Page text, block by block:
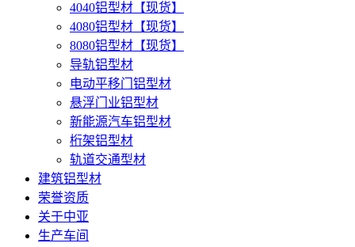
4040铝型材【现货】
4080铝型材【现货】
8080铝型材【现货】
导轨铝型材
电动平移门铝型材
悬浮门业铝型材
新能源汽车铝型材
桁架铝型材
轨道交通型材
建筑铝型材
荣誉资质
关于中亚
生产车间